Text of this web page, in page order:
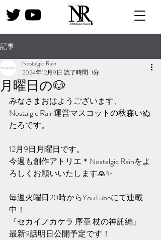
記事
月曜日の🐶
Nostalgic Rain
2024年12月9日 読了時間: 1分
みなさまおはようございます、
Nostalgic Rain運営マスコットの秋森いぬ
たろです。
12月9日月曜日です。
今週も創作アトリエ＊Nostalgic Rainをよ
ろしくお願いいたします🙏✨️
毎週火曜日20時からYouTubeにて連載
中！
『セカイノカケラ 序章 杖の神託編』
最新9話明日公開予定です！